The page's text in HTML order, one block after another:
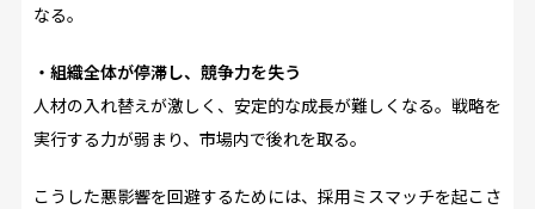
なる。
・組織全体が停滞し、競争力を失う
人材の入れ替えが激しく、安定的な成長が難しくなる。戦略を
実行する力が弱まり、市場内で後れを取る。
こうした悪影響を回避するためには、採用ミスマッチを起こさ